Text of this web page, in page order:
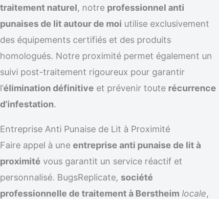
traitement naturel, notre professionnel anti
punaises de lit autour de moi utilise exclusivement
des équipements certifiés et des produits
homologués. Notre proximité permet également un
suivi post-traitement rigoureux pour garantir
l’élimination définitive et prévenir toute récurrence
d’infestation.
Entreprise Anti Punaise de Lit à Proximité
Faire appel à une entreprise anti punaise de lit à
proximité vous garantit un service réactif et
personnalisé. BugsReplicate, société
professionnelle de traitement à Berstheim locale,